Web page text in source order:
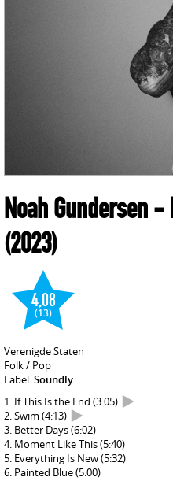
Noah Gundersen-
(2023)
4,08
(13)
Verenigde Staten
Folk / Pop
Label:Soundly
If This Is the End (3:05)
Swim (4:13)
Better Days(6:02)
Moment Like This(5:40)
Everything Is New(5:32)
Painted Blue(5:00)